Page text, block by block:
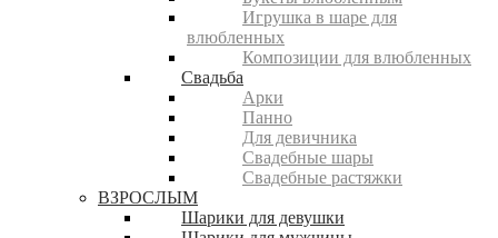
Игрушка в шаре для
влюбленных
Композиции для влюбленных
Свадьба
Арки
Панно
Для девичника
Свадебные шары
Свадебные растяжки
ВЗРОСЛЫМ
Шарики для девушки